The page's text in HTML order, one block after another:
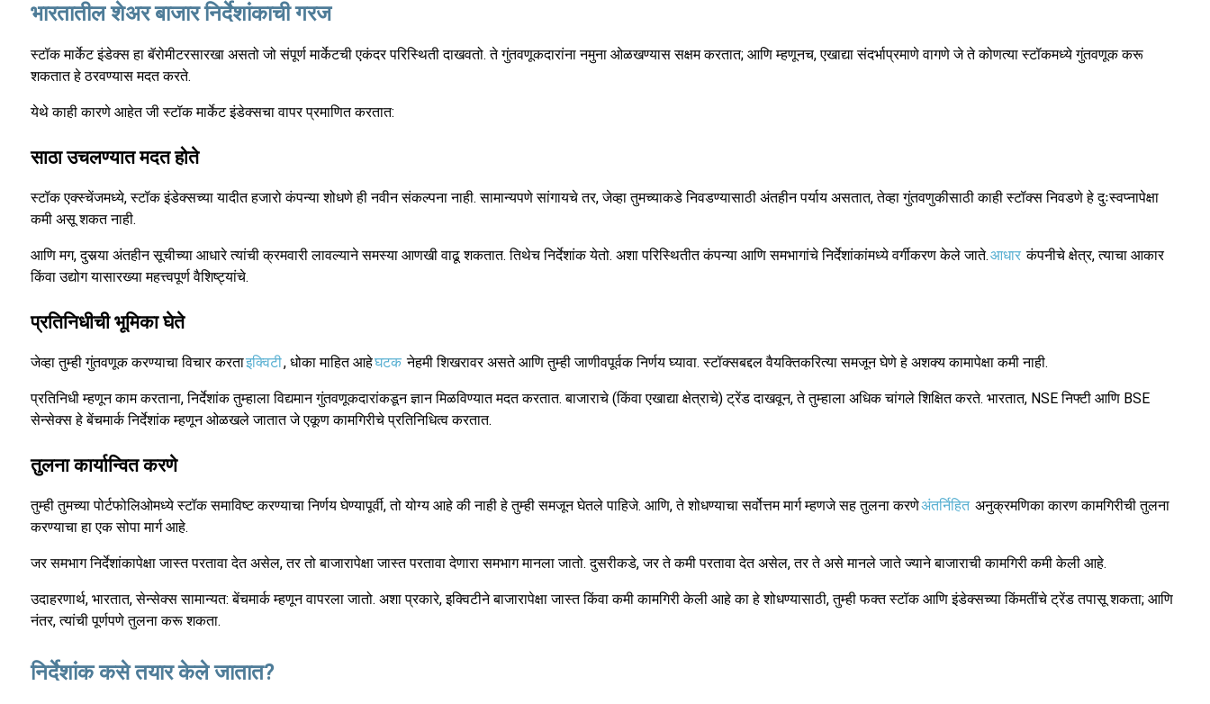
भारतातील शेअर बाजार निर्देशांकाची गरज
स्टॉक मार्केट इंडेक्स हा बॅरोमीटरसारखा असतो जो संपूर्ण मार्केटची एकंदर परिस्थिती दाखवतो. ते गुंतवणूकदारांना नमुना ओळखण्यास सक्षम करतात; आणि म्हणूनच, एखाद्या संदर्भाप्रमाणे वागणे जे ते कोणत्या स्टॉकमध्ये गुंतवणूक करू
शकतात हे ठरवण्यास मदत करते.
येथे काही कारणे आहेत जी स्टॉक मार्केट इंडेक्सचा वापर प्रमाणित करतात:
साठा उचलण्यात मदत होते
स्टॉक एक्स्चेंजमध्ये, स्टॉक इंडेक्सच्या यादीत हजारो कंपन्या शोधणे ही नवीन संकल्पना नाही. सामान्यपणे सांगायचे तर, जेव्हा तुमच्याकडे निवडण्यासाठी अंतहीन पर्याय असतात, तेव्हा गुंतवणुकीसाठी काही स्टॉक्स निवडणे हे दुःस्वप्नापेक्षा
कमी असू शकत नाही.
आणि मग, दुसर्‍या अंतहीन सूचीच्या आधारे त्यांची क्रमवारी लावल्याने समस्या आणखी वाढू शकतात. तिथेच निर्देशांक येतो. अशा परिस्थितीत कंपन्या आणि समभागांचे निर्देशांकांमध्ये वर्गीकरण केले जाते.आधार कंपनीचे क्षेत्र, त्याचा आकार
किंवा उद्योग यासारख्या महत्त्वपूर्ण वैशिष्ट्यांचे.
प्रतिनिधीची भूमिका घेते
जेव्हा तुम्ही गुंतवणूक करण्याचा विचार करताइक्विटी, धोका माहित आहेघटक नेहमी शिखरावर असते आणि तुम्ही जाणीवपूर्वक निर्णय घ्यावा. स्टॉक्सबद्दल वैयक्तिकरित्या समजून घेणे हे अशक्य कामापेक्षा कमी नाही.
प्रतिनिधी म्हणून काम करताना, निर्देशांक तुम्हाला विद्यमान गुंतवणूकदारांकडून ज्ञान मिळविण्यात मदत करतात. बाजाराचे (किंवा एखाद्या क्षेत्राचे) ट्रेंड दाखवून, ते तुम्हाला अधिक चांगले शिक्षित करते. भारतात, NSE निफ्टी आणि BSE
सेन्सेक्स हे बेंचमार्क निर्देशांक म्हणून ओळखले जातात जे एकूण कामगिरीचे प्रतिनिधित्व करतात.
तुलना कार्यान्वित करणे
तुम्ही तुमच्या पोर्टफोलिओमध्ये स्टॉक समाविष्ट करण्याचा निर्णय घेण्यापूर्वी, तो योग्य आहे की नाही हे तुम्ही समजून घेतले पाहिजे. आणि, ते शोधण्याचा सर्वोत्तम मार्ग म्हणजे सह तुलना करणेअंतर्निहित अनुक्रमणिका कारण कामगिरीची तुलना
करण्याचा हा एक सोपा मार्ग आहे.
जर समभाग निर्देशांकापेक्षा जास्त परतावा देत असेल, तर तो बाजारापेक्षा जास्त परतावा देणारा समभाग मानला जातो. दुसरीकडे, जर ते कमी परतावा देत असेल, तर ते असे मानले जाते ज्याने बाजाराची कामगिरी कमी केली आहे.
उदाहरणार्थ, भारतात, सेन्सेक्स सामान्यत: बेंचमार्क म्हणून वापरला जातो. अशा प्रकारे, इक्विटीने बाजारापेक्षा जास्त किंवा कमी कामगिरी केली आहे का हे शोधण्यासाठी, तुम्ही फक्त स्टॉक आणि इंडेक्सच्या किंमतींचे ट्रेंड तपासू शकता; आणि
नंतर, त्यांची पूर्णपणे तुलना करू शकता.
निर्देशांक कसे तयार केले जातात?